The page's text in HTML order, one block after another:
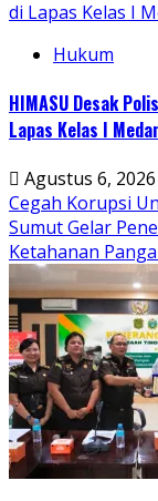
di Lapas Kelas I
Hukum
HIMASU Desak
Lapas Kelas I
Agustus 6, 2026
Cegah Korupsi
Sumut Gelar
Ketahanan